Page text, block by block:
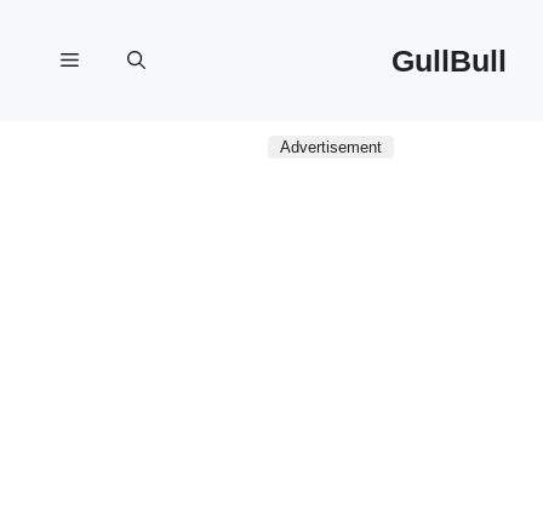
المحتوىGullBull القائمة
Advertisement